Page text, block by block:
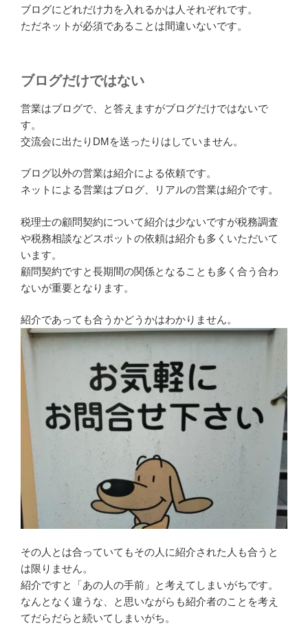
ブログにどれだけ力を入れるかは人それぞれです。
ただネットが必須であることは間違いないです。
ブログだけではない
営業はブログで、と答えますがブログだけではないで
す。
交流会に出たりDMを送ったりはしていません。
ブログ以外の営業は紹介による依頼です。
ネットによる営業はブログ、リアルの営業は紹介です。
税理士の顧問契約について紹介は少ないですが税務調査
や税務相談などスポットの依頼は紹介も多くいただいて
います。
顧問契約ですと長期間の関係となることも多く合う合わ
ないが重要となります。
紹介であっても合うかどうかはわかりません。
その人とは合っていてもその人に紹介された人も合うと
は限りません。
紹介ですと「あの人の手前」と考えてしまいがちです。
なんとなく違うな、と思いながらも紹介者のことを考え
てだらだらと続いてしまいがち。